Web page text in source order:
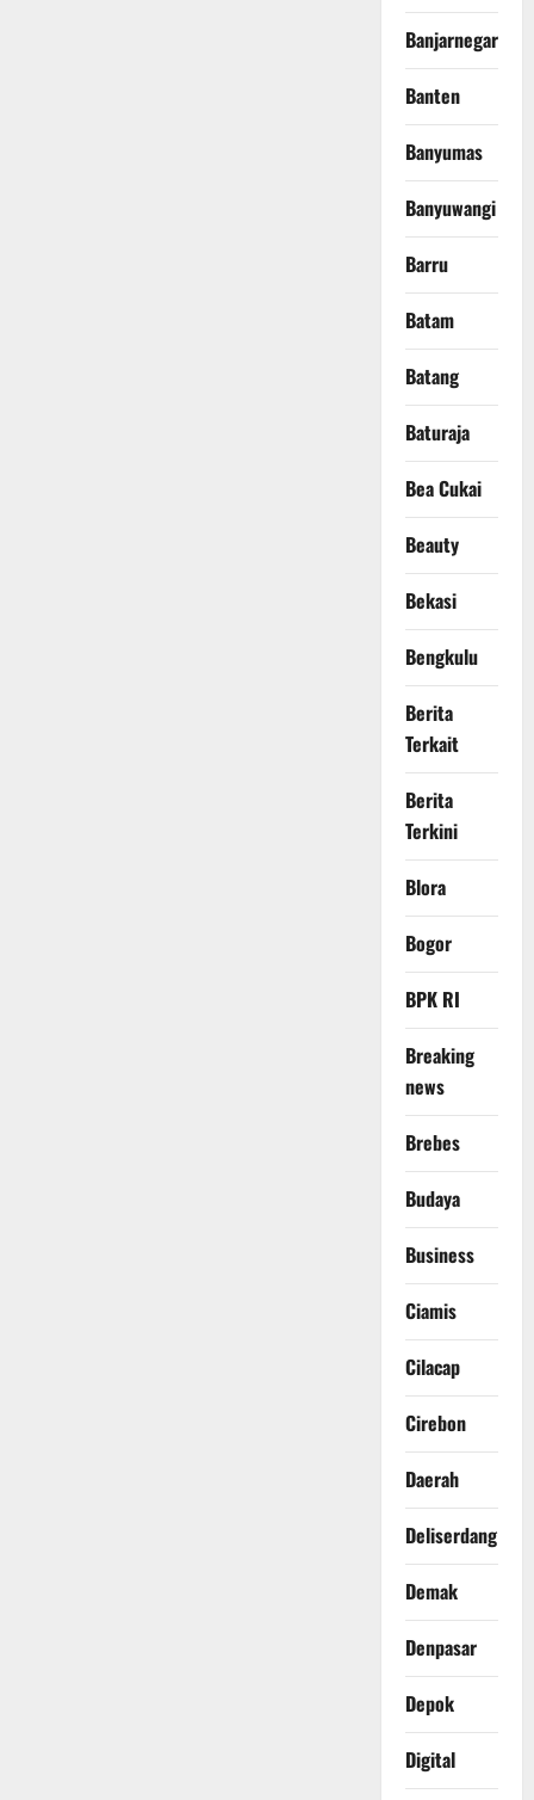
Banjarnegara
Banten
Banyumas
Banyuwangi
Barru
Batam
Batang
Baturaja
Bea Cukai
Beauty
Bekasi
Bengkulu
Berita
Terkait
Berita
Terkini
Blora
Bogor
BPK RI
Breaking
news
Brebes
Budaya
Business
Ciamis
Cilacap
Cirebon
Daerah
Deliserdang
Demak
Denpasar
Depok
Digital